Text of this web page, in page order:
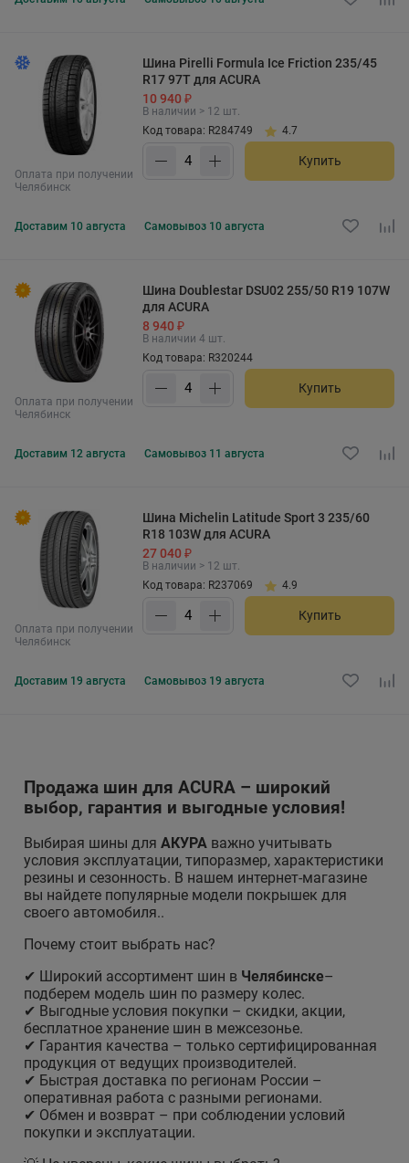
Оплата при получении
Челябинск
Шина Pirelli Formula Ice Friction 235/45
R17 97T для ACURA
10 940 ₽
В наличии > 12 шт.
Код товара: R284749
4.7
Купить
Доставим 10 августа Самовывоз 10 августа
Оплата при получении
Челябинск
Шина Doublestar DSU02 255/50 R19 107W
для ACURA
8 940 ₽
В наличии 4 шт.
Код товара: R320244
Купить
Доставим 12 августа Самовывоз 11 августа
Оплата при получении
Челябинск
Шина Michelin Latitude Sport 3 235/60
R18 103W для ACURA
27 040 ₽
В наличии > 12 шт.
Код товара: R237069
4.9
Купить
Доставим 19 августа Самовывоз 19 августа
Продажа шин для ACURA – широкий
выбор, гарантия и выгодные условия!
Выбирая шины для АКУРА важно учитывать
условия эксплуатации, типоразмер, характеристики
резины и сезонность. В нашем интернет-магазине
вы найдете популярные модели покрышек для
своего автомобиля..
Почему стоит выбрать нас?
✔ Широкий ассортимент шин в Челябинске–
подберем модель шин по размеру колес.
✔ Выгодные условия покупки – скидки, акции,
бесплатное хранение шин в межсезонье.
✔ Гарантия качества – только сертифицированная
продукция от ведущих производителей.
✔ Быстрая доставка по регионам России –
оперативная работа с разными регионами.
✔ Обмен и возврат – при соблюдении условий
покупки и эксплуатации.